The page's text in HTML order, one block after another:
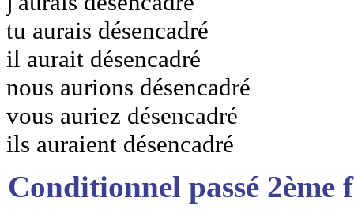
tu aurais désencadré
il aurait désencadré
nous aurions désencadré
vous auriez désencadré
ils auraient désencadré
Conditionnel passé 2ème